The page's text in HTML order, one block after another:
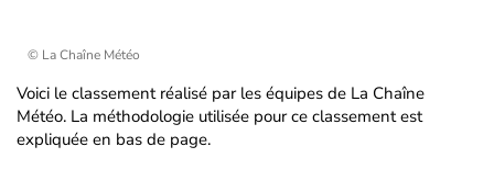
© La Chaîne Météo
Voici le classement réalisé par les équipes de La Chaîne
Météo. La méthodologie utilisée pour ce classement est
expliquée en bas de page.